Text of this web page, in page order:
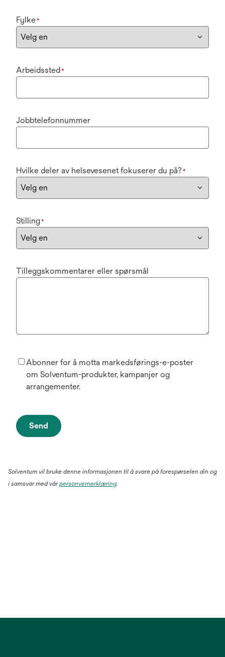
Fylke*
Arbeidssted*
Jobbtelefonnummer
Hvilke deler av helsevesenet fokuserer du på? *
Stilling*
Tilleggskommentarer eller spørsmål
Abonner for å motta markedsførings-e-poster
om Solventum-produkter, kampanjer og
arrangementer.
Send
Solventum vil bruke denne informasjonen til å svare på forespørselen din og
i samsvar med vårpersonvernerklæring.